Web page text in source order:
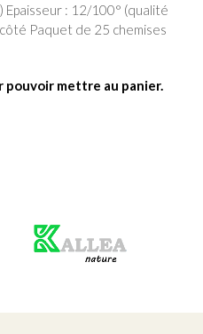
Epaisseur : 12/100° (qualité
Paquet de 25 chemises
pouvoir mettre au panier.